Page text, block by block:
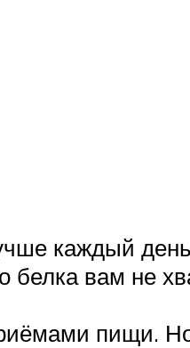
каждый
белка вам не
пищи.